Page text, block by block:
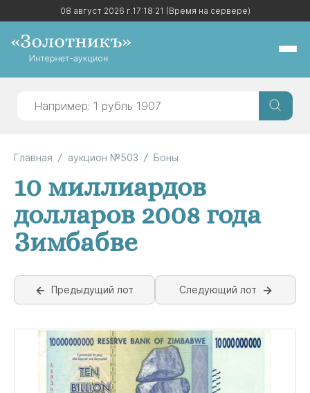
08 август 2026 г.17:18:22 (Время на сервере)
08 август 2026 г.17:18:22 (Время на сервере)
Главная аукцион №503 Боны
10 миллиардов
долларов 2008 года
Зимбабве
Предыдущий лот Следующий лот